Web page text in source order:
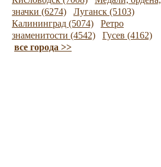
значки (6274)
Луганск (5103)
Калининград (5074)
Ретро
знаменитости (4542)
Гусев (4162)
все города >>